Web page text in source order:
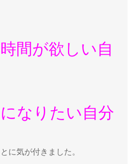
間が欲しい自
なりたい自分
に気が付きました。